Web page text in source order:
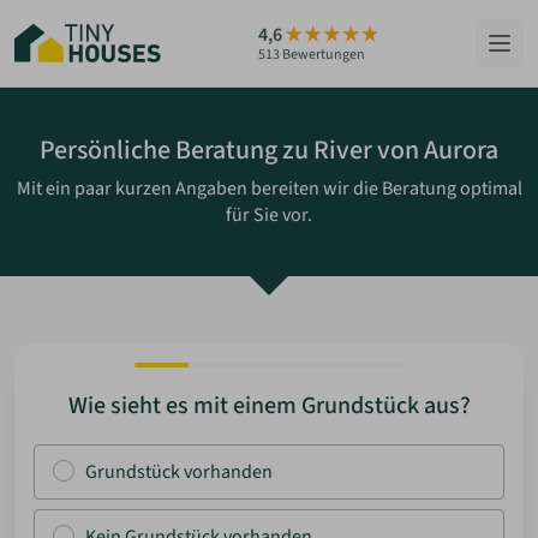
Hauptinhalt
springen
4,6
513 Bewertungen
HÄUSER
BERATUNG
ZUM HAUS-FINDER
Persönliche Beratung zu River von Aurora
Mit ein paar kurzen Angaben bereiten wir die Beratung optimal
für Sie vor.
Wie sieht es mit einem Grundstück aus?
Grundstück vorhanden